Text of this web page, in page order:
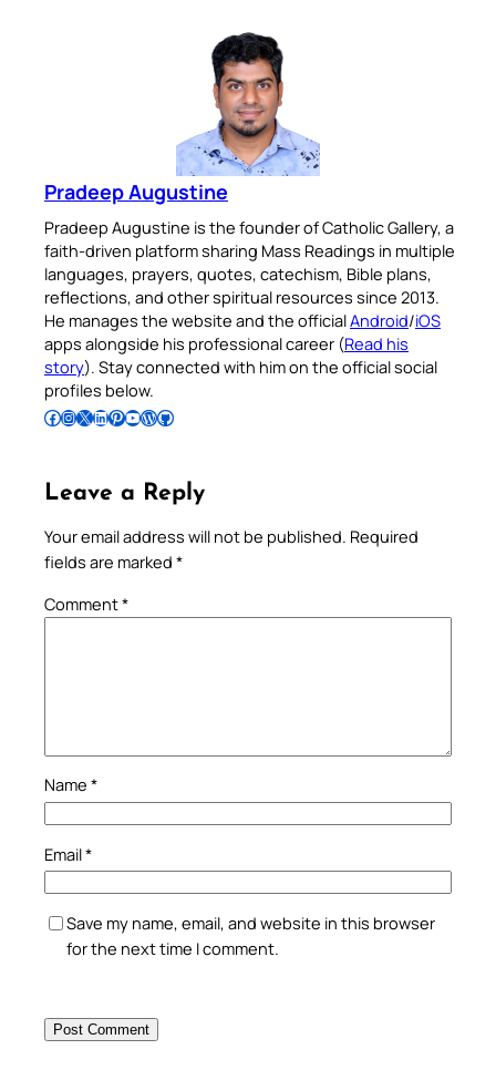
Pradeep Augustine
Pradeep Augustine is the founder of Catholic Gallery, a
faith-driven platform sharing Mass Readings in multiple
languages, prayers, quotes, catechism, Bible plans,
reflections, and other spiritual resources since 2013.
He manages the website and the officialAndroid/iOS
apps alongside his professional career (Read his
story). Stay connected with him on the official social
profiles below.
Follow Pradeep on Facebook Follow Pradeep on InstagramFollow Pradeep on X Follow Pradeep on LinkedIn Follow Pradeep on Pinterest Subscribe to Pradeep’s Youtube Channel Follow Pradeep on WordPress Follow Pradeep on GitHub
Leave a Reply
Your email address will not be published. Required
fields are marked *
Comment*
Name *
Email*
Save my name, email, and website in this browser
for the next time I comment.